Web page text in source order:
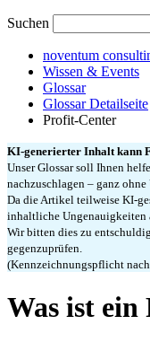
Suchen
noventum
Wissen & Events
Glossar
Glossar Detailseite
Profit-Center
KI-generierter Inhalt kann
Unser Glossar soll Ihnen
nachzuschlagen – ganz
Da die Artikel teilweise KI-
inhaltliche Ungenauigkeiten
Wir bitten dies zu
gegenzuprüfen.
(Kennzeichnungspflicht
Was ist